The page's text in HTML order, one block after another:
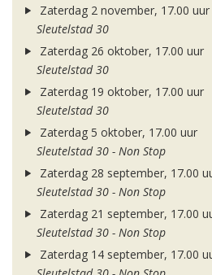
Zaterdag 2 november, 17.00 uur
Sleutelstad 30
Zaterdag 26 oktober, 17.00 uur
Sleutelstad 30
Zaterdag 19 oktober, 17.00 uur
Sleutelstad 30
Zaterdag 5 oktober, 17.00 uur
Sleutelstad 30 - Non Stop
Zaterdag 28 september, 17.00
Sleutelstad 30 - Non Stop
Zaterdag 21 september, 17.00
Sleutelstad 30 - Non Stop
Zaterdag 14 september, 17.00